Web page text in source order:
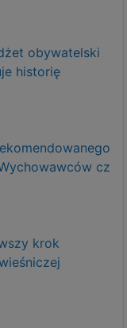
obywatelski
historię
cz
krok